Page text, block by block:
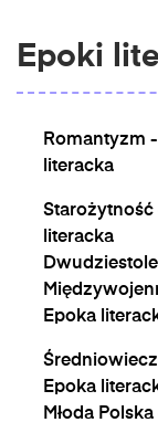
Epoki
Romantyzm
literacka
Starożytność
literacka
Epoka
Epoka
Młoda